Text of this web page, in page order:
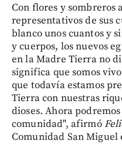
Con flores y sombreros
representativos de sus
blanco unos cuantos y
y cuerpos, los nuevos
en la Madre Tierra no
significa que somos
que todavía estamos
Tierra con nuestras
dioses. Ahora
comunidad", afirmó
Comunidad San